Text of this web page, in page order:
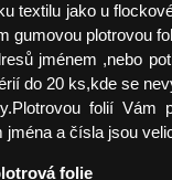
textilu jako u
gumovou plotrovou
jménem ,nebo
do 20 ks,kde se
folií Vám
a čísla jsou
folie